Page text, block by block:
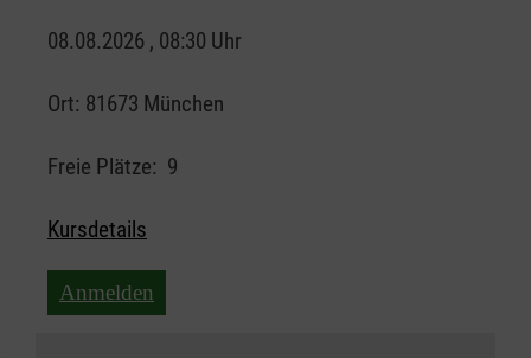
08.08.2026 , 08:30 Uhr
Ort: 81673 München
Freie Plätze: 9
Kursdetails
Anmelden